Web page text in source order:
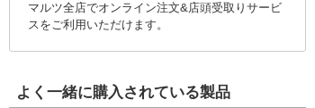
マルツ全店でオンライン注文&店頭受取りサービ
スをご利用いただけます。
よく一緒に購入されている製品